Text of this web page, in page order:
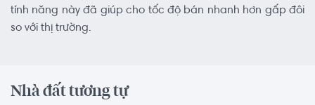
tính năng này đã giúp cho tốc độ bán nhanh hơn gấp đôi
so với thị trường.
Nhà đất tương tự